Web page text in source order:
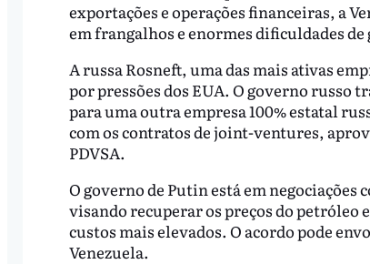
exportações e operações financeiras, a
em frangalhos e enormes dificuldades
A russa Rosneft, uma das mais ativas
por pressões dos EUA. O governo russo
para uma outra empresa 100% estatal
com os contratos de joint-ventures,
PDVSA.
O governo de Putin está em
visando recuperar os preços do petróleo
custos mais elevados. O acordo pode
Venezuela.